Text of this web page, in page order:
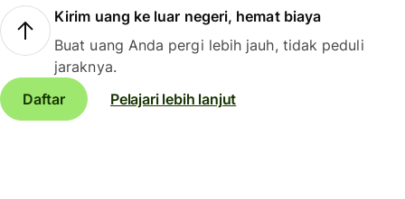
Kirim uang ke luar negeri, hemat biaya
Buat uang Anda pergi lebih jauh, tidak peduli
jaraknya.
Daftar
Pelajari lebih lanjut